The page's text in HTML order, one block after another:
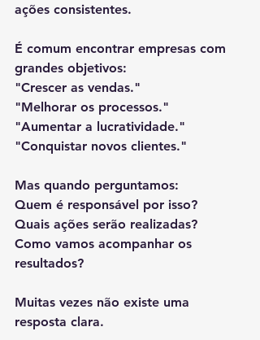
ações consistentes.
É comum encontrar empresas com
grandes objetivos:
"Crescer as vendas."
"Melhorar os processos."
"Aumentar a lucratividade."
"Conquistar novos clientes."
Mas quando perguntamos:
Quem é responsável por isso?
Quais ações serão realizadas?
Como vamos acompanhar os
resultados?
Muitas vezes não existe uma
resposta clara.